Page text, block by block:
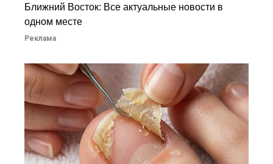
Ближний Восток: Все актуальные новости в
одном месте
Реклама